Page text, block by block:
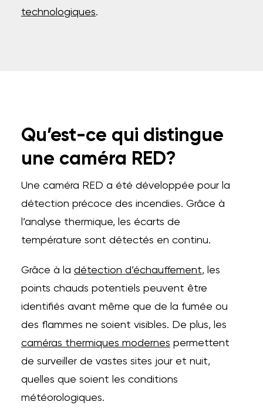
technologiques.
Qu’est-ce qui distingue
une caméra RED?
Une caméra RED a été développée pour la
détection précoce des incendies. Grâce à
l’analyse thermique, les écarts de
température sont détectés en continu.
Grâce à la détection d’échauffement, les
points chauds potentiels peuvent être
identifiés avant même que de la fumée ou
des flammes ne soient visibles. De plus, les
caméras thermiques modernes permettent
de surveiller de vastes sites jour et nuit,
quelles que soient les conditions
météorologiques.